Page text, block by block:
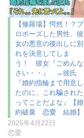
【修羅場】愕然！？プ
ロポーズした男性、彼
女の悪意の後出しに別
れを決意してしま
う！ 彼女『ごめんな
さい・・』 →彼氏
『婚約指輪まで用意し
たのに、これ騙された
ってことだよな』【婚
約破棄 恋愛 結婚】
2025年4月22日
恋愛